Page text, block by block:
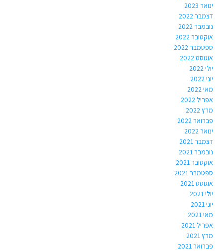
ינואר 2023
דצמבר 2022
נובמבר 2022
אוקטובר 2022
ספטמבר 2022
אוגוסט 2022
יולי 2022
יוני 2022
מאי 2022
אפריל 2022
מרץ 2022
פברואר 2022
ינואר 2022
דצמבר 2021
נובמבר 2021
אוקטובר 2021
ספטמבר 2021
אוגוסט 2021
יולי 2021
יוני 2021
מאי 2021
אפריל 2021
מרץ 2021
פברואר 2021